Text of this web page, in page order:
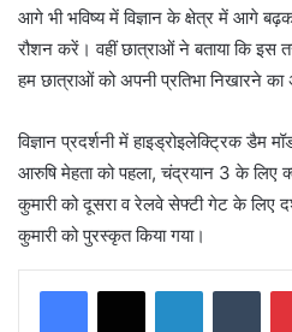
आगे भी भविष्य में विज्ञान के क्षेत्र में आगे
रौशन करें। वहीं छात्राओं ने बताया कि इस
हम छात्राओं को अपनी प्रतिभा निखारने
विज्ञान प्रदर्शनी में हाइड्रोइलेक्ट्रिक डैम
आरुषि मेहता को पहला, चंद्रयान 3 के लिए
कुमारी को दूसरा व रेलवे सेफ्टी गेट के लिए
कुमारी को पुरस्कृत किया गया।
LinkedIn